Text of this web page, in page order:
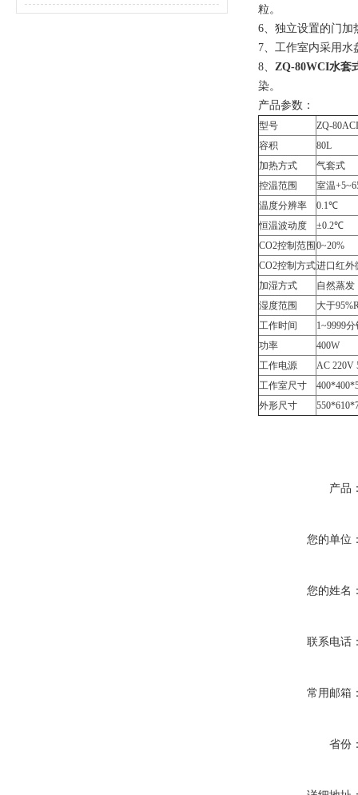
粒。
6、独立设置的门加
7、工作室内采用
8、 ZQ-80WCI水套
染。
产品参数：
型号
ZQ-80ACI
容积
80L
加热方式
气套式
控温范围
室温
温度分辨率
0.1℃
恒温波动度
±0.2℃
CO2控制范围 0~20%
CO2控制方式进口红外
加湿方式
自然蒸发
湿度范围
大于
工作时间
1~9999
功率
400W
工作电源
AC 220V
工作室尺寸
外形尺寸
产品
您的单位
您的姓名
联系电话
常用邮箱
省份